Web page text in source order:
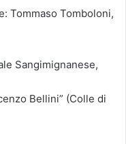
Tommaso Tomboloni,
Sangimignanese,
Bellini” (Colle di